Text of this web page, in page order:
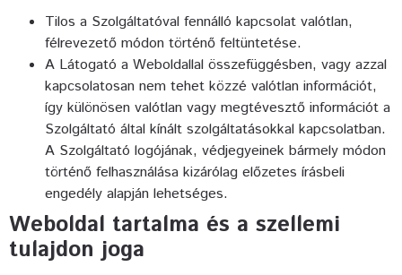
Tilos a Szolgáltatóval fennálló kapcsolat valótlan,
félrevezető módon történő feltüntetése.
A Látogató a Weboldallal összefüggésben, vagy azzal
kapcsolatosan nem tehet közzé valótlan információt,
így különösen valótlan vagy megtévesztő információt a
Szolgáltató által kínált szolgáltatásokkal kapcsolatban.
A Szolgáltató logójának, védjegyeinek bármely módon
történő felhasználása kizárólag előzetes írásbeli
engedély alapján lehetséges.
Weboldal tartalma és a szellemi
tulajdon joga